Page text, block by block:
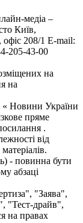
медіа –
Київ,
208/1 E-mail:
205-43-00
на
на
« Новини України
пряме
.
від
- повинна бути
абзаці
"Заява",
"Тест-драйв",
на правах